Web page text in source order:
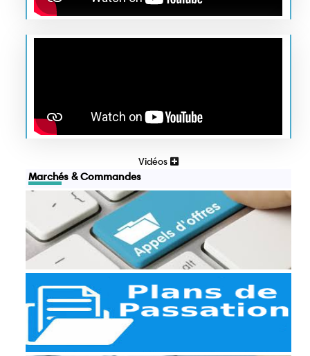
Vidéos
Marchés & Commandes
Appels d'offres